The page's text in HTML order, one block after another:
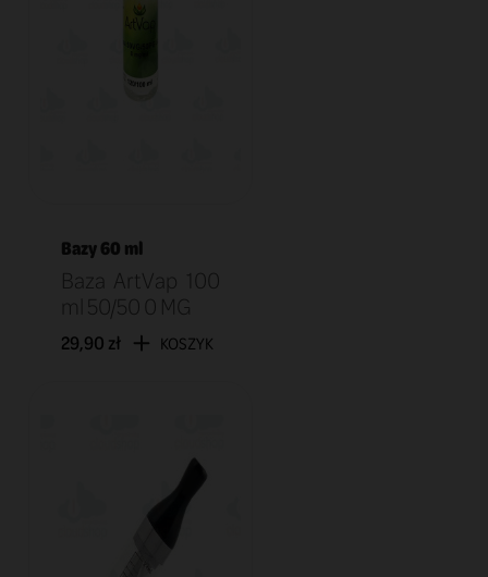
Bazy 60 ml
Baza ArtVap 100
ml 50/50 0 MG
29,90 zł KOSZYK